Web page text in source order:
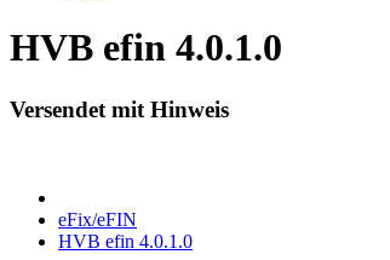
HVB efin 4.0.1.0
Versendet mit Hinweis
eFix/eFIN
HVB efin 4.0.1.0